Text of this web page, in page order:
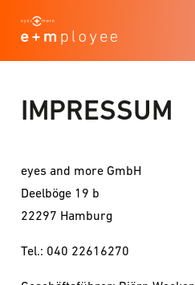
IMPRESSUM
eyes and more GmbH
Deelböge 19 b
22297 Hamburg
Tel.: 040 22616270